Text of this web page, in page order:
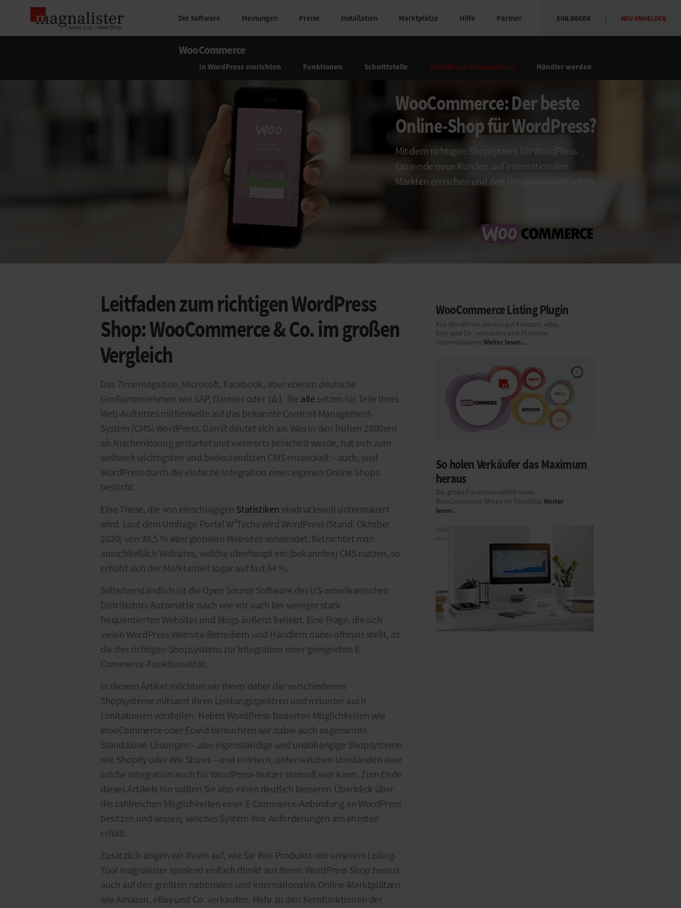
Die Software Meinungen Preise Installation Marktplätze Hilfe Partner EINLOGGEN NEU ANMELDEN
WooCommerce /
In WordPress einrichten Funktionen Schnittstelle WordPress-Shopsysteme Händler werden
WooCommerce: Der beste
Online-Shop für WordPress?
Mit dem richtigen Shopsystem für WordPress
tausende neue Kunden auf internationalen
Märkten erreichen und den Umsatz vervielfachen.
Leitfaden zum richtigen WordPress
Shop: WooCommerce & Co. im großen
Vergleich
Das Timemagazine, Microsoft, Facebook, aber ebenso deutsche
Großunternehmen wie SAP, Daimler oder 1&1. Sie alle setzen für Teile Ihres
Web-Auftrittes mittlerweile auf das bekannte Content-Management-
System (CMS) WordPress. Damit deutet sich an: Was in den frühen 2000ern
als Nischenlösung gestartet und vielerorts belächelt wurde, hat sich zum
weltweit wichtigsten und bedeutendsten CMS entwickelt – auch, weil
WordPress durch die einfache Integration eines eigenen Online Shops
besticht.
Eine These, die von einschlägigen Statistiken eindrucksvoll untermauert
wird. Laut dem Umfrage-Portal W³Techs wird WordPress (Stand: Oktober
2020) von 38,5 % aller globalen Websites verwendet. Betrachtet man
ausschließlich Websites, welche überhaupt ein (bekanntes) CMS nutzen, so
erhöht sich der Marktanteil sogar auf fast 64 %.
Selbstverständlich ist die Open Source Software des US-amerikanischen
Distributors Automattic nach wie vor auch bei weniger stark
frequentierten Websites und Blogs äußerst beliebt. Eine Frage, die sich
vielen WordPress-Website-Betreibern und Händlern dabei oftmals stellt, ist
die des richtigen Shopsystems zur Integration einer geeigneten E-
Commerce-Funktionalität.
In diesem Artikel möchten wir Ihnen daher die verschiedenen
Shopsysteme mitsamt Ihren Leistungsspektren und mitunter auch
Limitationen vorstellen. Neben WordPress-basierten Möglichkeiten wie
WooCommerce oder Ecwid beleuchten wir dabei auch sogenannte
Standalone-Lösungen – also eigenständige und unabhängige Shopsysteme
wie Shopify oder Wix Stores – und erörtern, unter welchen Umständen eine
solche Integration auch für WordPress-Nutzer sinnvoll sein kann. Zum Ende
dieses Artikels hin sollten Sie also einen deutlich besseren Überblick über
die zahlreichen Möglichkeiten einer E-Commerce-Anbindung an WordPress
besitzen und wissen, welches System Ihre Anforderungen am ehesten
erfüllt.
Zusätzlich zeigen wir Ihnen auf, wie Sie Ihre Produkte mit unserem Listing-
Tool magnalister spielend einfach direkt aus Ihrem WordPress Shop heraus
auch auf den größten nationalen und internationalen Online-Marktplätzen
wie Amazon, eBay und Co. verkaufen. Mehr zu den Kernfunktionen der
WooCommerce Listing Plugin
Aus WordPress heraus auf Amazon, eBay,
Etsy und Co. verkaufen und Prozesse
automatisieren Weiter lesen...
So holen Verkäufer das Maximum
heraus
Die große Funktionsvielfalt eines
WooCommerce Shops im Überblick Weiter
lesen...